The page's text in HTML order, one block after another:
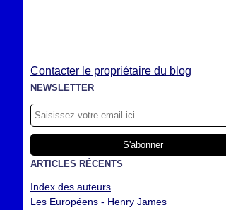
Contacter le propriétaire du blog
NEWSLETTER
ARTICLES RÉCENTS
Index des auteurs
Les Européens - Henry James